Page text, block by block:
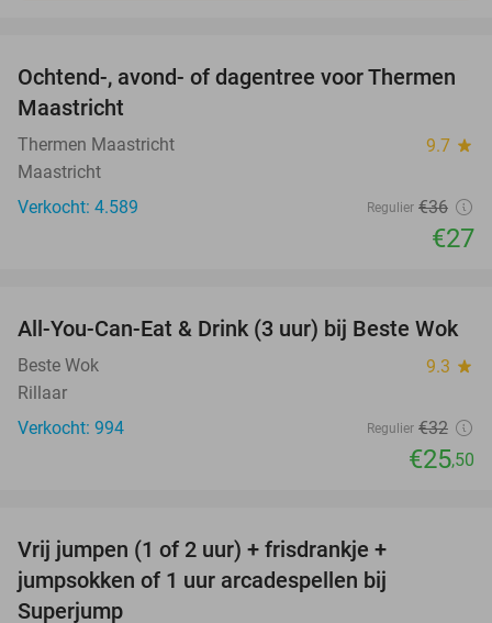
25%
Ochtend-, avond- of dagentree voor Thermen
Maastricht
Thermen Maastricht 9.7 star
Maastricht
Verkocht: 4.589
Regulier €36
€27
20%
All-You-Can-Eat & Drink (3 uur) bij Beste Wok
Beste Wok 9.3 star
Rillaar
Verkocht: 994
Regulier €32
€25,50
Vrij jumpen (1 of 2 uur) + frisdrankje +
jumpsokken of 1 uur arcadespellen bij
Superjump